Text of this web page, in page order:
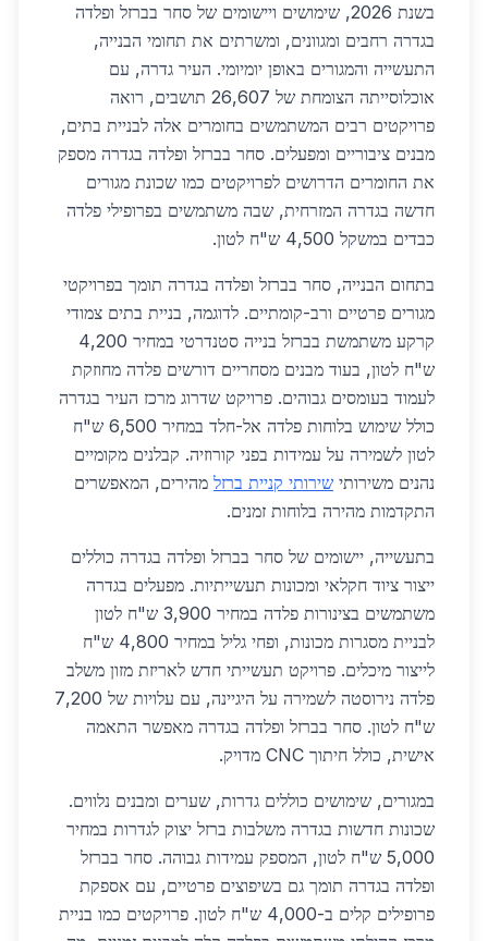
בשנת 2026, שימושים ויישומים של סחר בברזל ופלדה
בגדרה רחבים ומגוונים, ומשרתים את תחומי הבנייה,
התעשייה והמגורים באופן יומיומי. העיר גדרה, עם
אוכלוסייתה הצומחת של 26,607 תושבים, רואה
פרויקטים רבים המשתמשים בחומרים אלה לבניית בתים,
מבנים ציבוריים ומפעלים. סחר בברזל ופלדה בגדרה מספק
את החומרים הדרושים לפרויקטים כמו שכונת מגורים
חדשה בגדרה המזרחית, שבה משתמשים בפרופילי פלדה
כבדים במשקל 4,500 ש"ח לטון.
בתחום הבנייה, סחר בברזל ופלדה בגדרה תומך בפרויקטי
מגורים פרטיים ורב-קומתיים. לדוגמה, בניית בתים צמודי
קרקע משתמשת בברזל בנייה סטנדרטי במחיר 4,200
ש"ח לטון, בעוד מבנים מסחריים דורשים פלדה מחוזקת
לעמוד בעומסים גבוהים. פרויקט שדרוג מרכז העיר בגדרה
כולל שימוש בלוחות פלדה אל-חלד במחיר 6,500 ש"ח
לטון לשמירה על עמידות בפני קורוזיה. קבלנים מקומיים
נהנים משירותי שירותי קניית ברזל מהירים, המאפשרים
התקדמות מהירה בלוחות זמנים.
בתעשייה, יישומים של סחר בברזל ופלדה בגדרה כוללים
ייצור ציוד חקלאי ומכונות תעשייתיות. מפעלים בגדרה
משתמשים בצינורות פלדה במחיר 3,900 ש"ח לטון
לבניית מסגרות מכונות, ופחי גליל במחיר 4,800 ש"ח
לייצור מיכלים. פרויקט תעשייתי חדש לאריזת מזון משלב
פלדה נירוסטה לשמירה על היגיינה, עם עלויות של 7,200
ש"ח לטון. סחר בברזל ופלדה בגדרה מאפשר התאמה
אישית, כולל חיתוך CNC מדויק.
במגורים, שימושים כוללים גדרות, שערים ומבנים נלווים.
שכונות חדשות בגדרה משלבות ברזל יצוק לגדרות במחיר
5,000 ש"ח לטון, המספק עמידות גבוהה. סחר בברזל
ופלדה בגדרה תומך גם בשיפוצים פרטיים, עם אספקת
פרופילים קלים ב-4,000 ש"ח לטון. פרויקטים כמו בניית